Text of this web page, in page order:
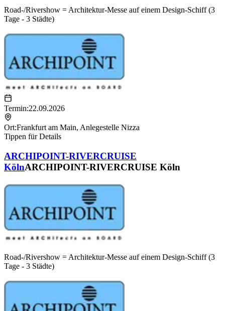
Road-/Rivershow = Architektur-Messe auf einem Design-Schiff (3
Tage - 3 Städte)
Termin:22.09.2026
Ort:Frankfurt am Main, Anlegestelle Nizza
Tippen für Details
ARCHIPOINT-RIVERCRUISE
KölnARCHIPOINT-RIVERCRUISE Köln
Road-/Rivershow = Architektur-Messe auf einem Design-Schiff (3
Tage - 3 Städte)